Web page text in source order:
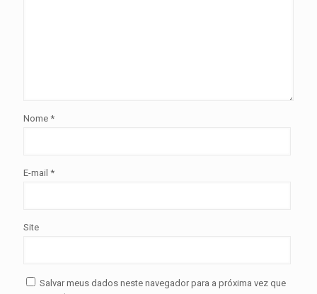
Nome *
E-mail *
Site
Salvar meus dados neste navegador para a próxima vez que